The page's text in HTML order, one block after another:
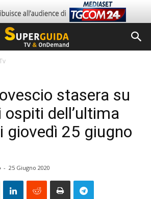
stasera su
ospiti dell’ultima
giovedì 25 giugno
- 25 Giugno 2020